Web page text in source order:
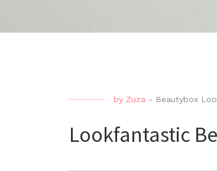
by Zuza - Beautybox
Lookfantastic